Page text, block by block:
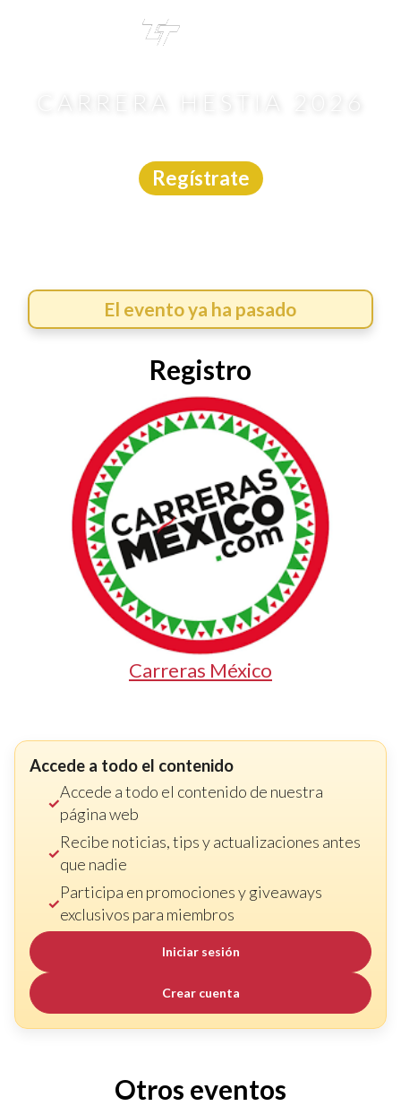
CARRERA HESTIA 2026
Regístrate
El evento ya ha pasado
Registro
Carreras México
Accede a todo el contenido
Accede a todo el contenido de nuestra
página web
Recibe noticias, tips y actualizaciones antes
que nadie
Participa en promociones y giveaways
exclusivos para miembros
Iniciar sesión
Crear cuenta
Otros eventos